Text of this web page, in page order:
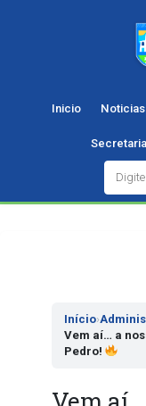
Inicio Noticias
Início›
Vem aí… a
Pedro!